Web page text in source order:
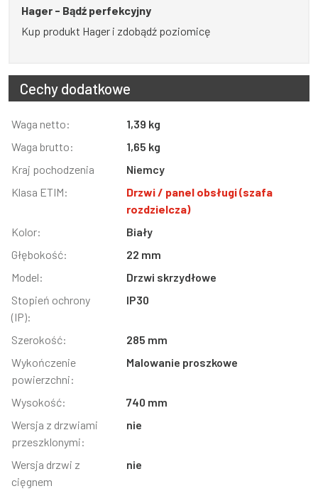
Hager - Bądź perfekcyjny
Kup produkt Hager i zdobądź poziomicę
Cechy dodatkowe
Informacja
Wartość
Waga netto:
1,39 kg
Waga brutto:
1,65 kg
Kraj pochodzenia
Niemcy
Klasa ETIM:
Drzwi / panel obsługi (szafa
rozdzielcza)
Kolor:
Biały
Głębokość:
22 mm
Model:
Drzwi skrzydłowe
Stopień ochrony
(IP):
IP30
Szerokość:
285 mm
Wykończenie
powierzchni:
Malowanie proszkowe
Wysokość:
740 mm
Wersja z drzwiami
przeszklonymi:
nie
Wersja drzwi z
cięgnem
nie